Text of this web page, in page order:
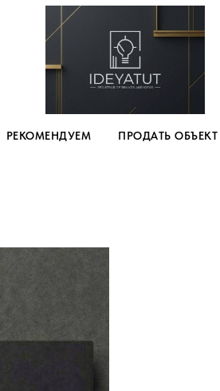
РЕКОМЕНДУЕМ ПРОДАТЬ ОБЪЕКТ